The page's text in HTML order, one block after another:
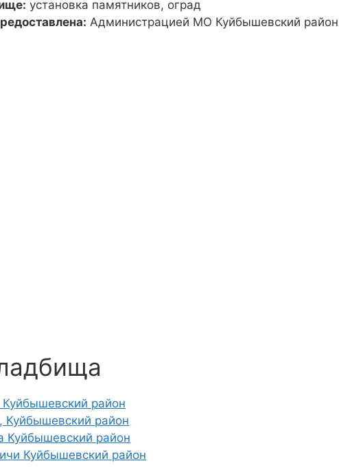
установка памятников, оград
Администрацией МО Куйбышевский район
район
район
Куйбышевский район
Куйбышевский район